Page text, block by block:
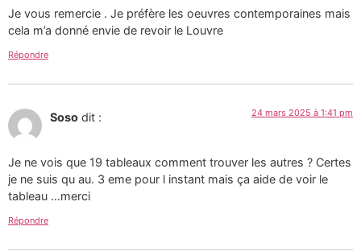
Je vous remercie . Je préfère les oeuvres contemporaines mais
cela m’a donné envie de revoir le Louvre
Répondre
Soso dit : 24 mars 2025 à 1:41 pm
Je ne vois que 19 tableaux comment trouver les autres ? Certes
je ne suis qu au. 3 eme pour l instant mais ça aide de voir le
tableau …merci
Répondre